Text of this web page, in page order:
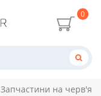
0
Запчастини на